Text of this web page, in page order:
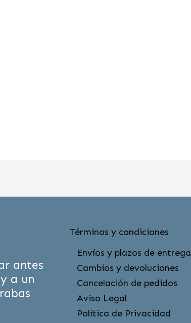
antes
a un
Términos y condiciones
Envíos y plazos de entrega
Cambios y devoluciones
Cancelación de pedidos
Aviso Legal
Política de Privacidad